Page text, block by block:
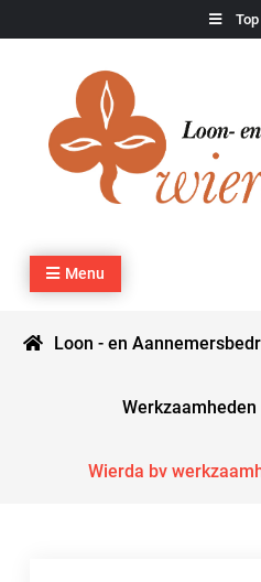
to
Loon – en
Kraan- en
cultuurtechnisch
Menu
Loon - en
Wierda bv